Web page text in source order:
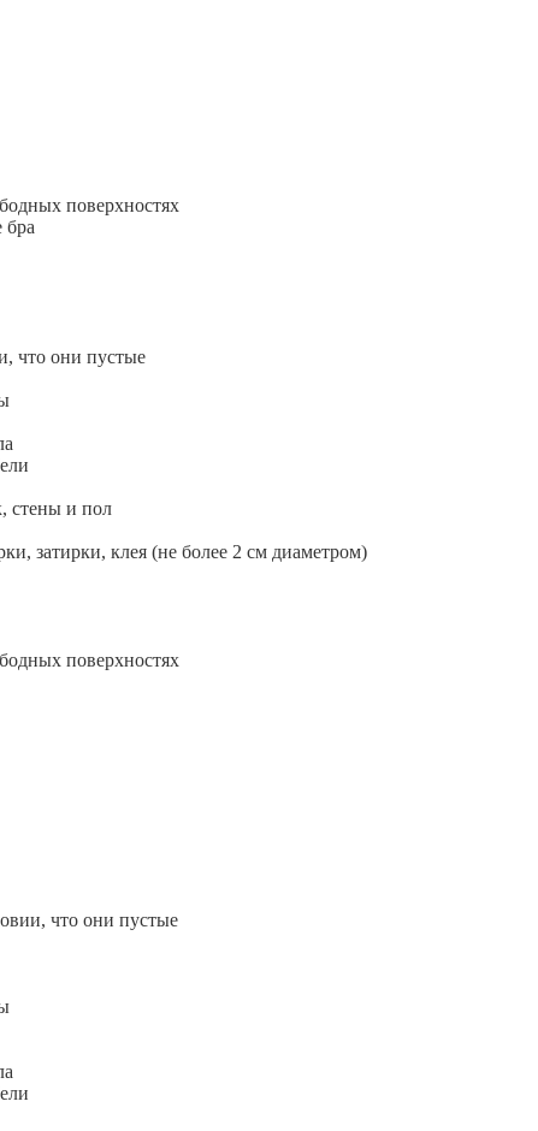
поверхностях
что они пустые
стены и пол
затирки, клея (не более 2 см диаметром)
поверхностях
что они пустые